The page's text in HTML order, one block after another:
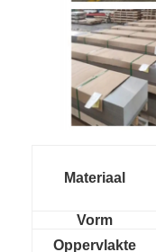
Materiaal
Vorm
Oppervlakte